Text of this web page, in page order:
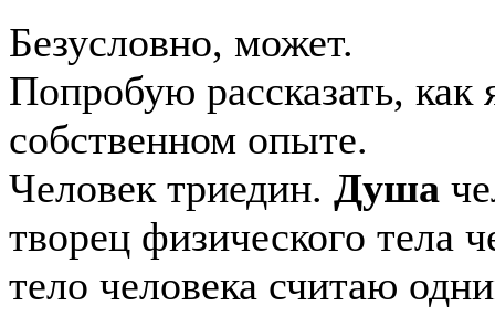
Безусловно, может.
Попробую рассказать, как
собственном опыте.
Человек триедин. Душа
творец физического тела
тело человека считаю